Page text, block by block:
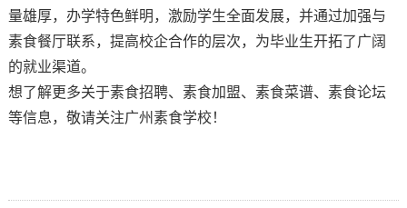
量雄厚，办学特色鲜明，激励学生全面发展，并通过加强与
素食餐厅联系，提高校企合作的层次，为毕业生开拓了广阔
的就业渠道。
想了解更多关于素食招聘、素食加盟、素食菜谱、素食论坛
等信息，敬请关注广州素食学校！